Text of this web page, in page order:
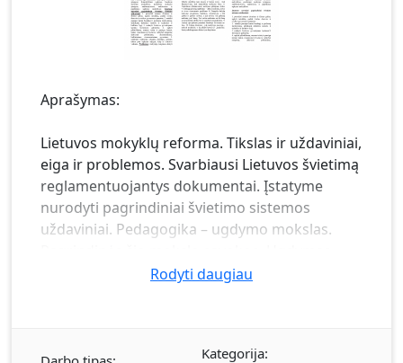
Aprašymas:
Lietuvos mokyklų reforma. Tikslas ir uždaviniai,
eiga ir problemos. Svarbiausi Lietuvos švietimą
reglamentuojantys dokumentai. Įstatyme
nurodyti pagrindiniai švietimo sistemos
uždaviniai. Pedagogika – ugdymo mokslas.
visuomeninis reiškinys. Pedagogika – mokslas
aplinkybės, datos. Pedagogikos mokslų
Rodyti daugiau
Kategorija: